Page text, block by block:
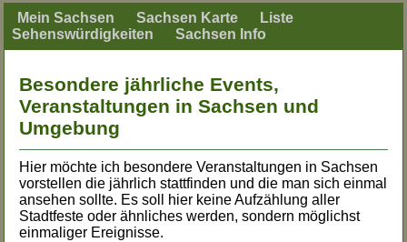
Mein Sachsen Sachsen Karte
Liste
Sehenswürdigkeiten
Sachsen Info
Besondere jährliche Events,
Veranstaltungen in Sachsen und
Umgebung
Hier möchte ich besondere Veranstaltungen in Sachsen
vorstellen die jährlich stattfinden und die man sich einmal
ansehen sollte. Es soll hier keine Aufzählung aller
Stadtfeste oder ähnliches werden, sondern möglichst
einmaliger Ereignisse.